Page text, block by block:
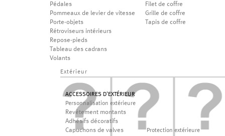
Pédales
Pommeaux de levier de vitesse
Porte-objets
Rétroviseurs intérieurs
Repose-pieds
Tableau des cadrans
Volants
Filet de coffre
Grille de coffre
Tapis de coffre
Extérieur
ACCESSOIRES D'EXTÉRIEUR
Personnalisation extérieure
Revêtement montants
Adhésifs décoratifs
Capuchons de valves
Protection extérieure